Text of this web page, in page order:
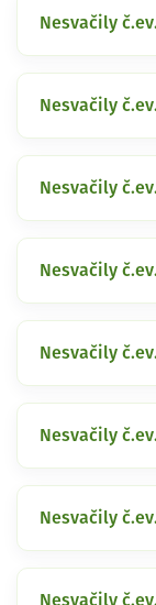
Nesvačily
Nesvačily
Nesvačily
Nesvačily
Nesvačily
Nesvačily
Nesvačily
Nesvačily